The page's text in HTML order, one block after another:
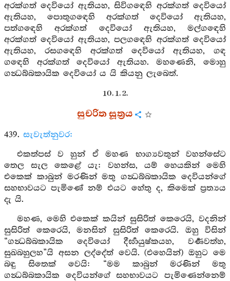
අරක්ගත් දෙවියෝ ඇතියහ, සිවිගඳෙහි අරක්ගත් දෙවියෝ
ඇතියහ, පොතුගඳෙහි අරක්ගත් දෙවියෝ ඇතියහ,
පත්ගඳෙහි අරක්ගත් දෙවියෝ ඇතියහ, මල්ගඳෙහි
අරක්ගත් දෙවියෝ ඇතියහ, පලගඳෙහි අරක්ගත් දෙවියෝ
ඇතියහ, රසගඳෙහි අරක්ගත් දෙවියෝ ඇතියහ, ගඳ
ගඳෙහි අරක්ගත් දෙවියෝ ඇතියහ. මහණෙනි, මොහු
ගන්‍ධබ්බකායික දෙවියෝ ය යි කියනු ලැබෙත්.
10. 1. 2.
සුචරිත සූත්‍රය
439. සැවැත්නුවර:
එකත්පස් ව හුන් ඒ මහණ භාග්‍යවතුන් වහන්සේට
තෙල සැල කෙළේ යැ: වහන්ස, යම් හෙයකින් මෙහි
එකෙක් කාබුන් මරණින් මතු ගන්‍ධබ්බකායික දෙවියන්ගේ
සහභාවයට පැමිණේ නම් එයට හේතු ද, කිමෙක් ප්‍රත්‍යය
දැ යි.
මහණ, මෙහි එකෙක් කයින් සුසිරිත් කෙරෙයි, වදනින්
සුසිරිත් කෙරෙයි, මනසින් සුසිරිත් කෙරෙයි. ඔහු විසින්
“ගන්‍ධබ්බකායික දෙවියෝ දීර්‍ඝායුෂ්කයහ, වර්‍ණවත්හ,
සුඛබහුලහ”යි අසන ලද්දේත් වෙයි. (එහෙයින්) ඔහුට මෙ
බඳු සිතෙක් වෙයි: “මම කාබුන් මරණින් මතු
ගන්‍ධබ්බකායික දෙවියන්ගේ සහභාවයට පැමිණෙන්නෙම්